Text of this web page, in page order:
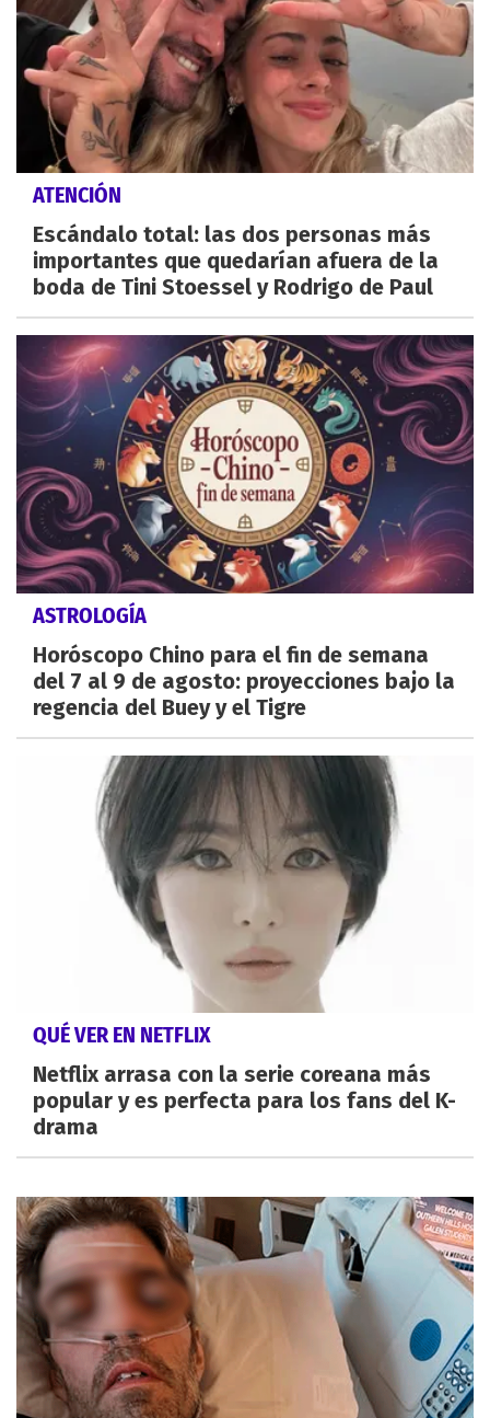
ATENCIÓN
Escándalo total: las dos personas más
importantes que quedarían afuera de la
boda de Tini Stoessel y Rodrigo de Paul
ASTROLOGÍA
Horóscopo Chino para el fin de semana
del 7 al 9 de agosto: proyecciones bajo la
regencia del Buey y el Tigre
QUÉ VER EN NETFLIX
Netflix arrasa con la serie coreana más
popular y es perfecta para los fans del K-
drama